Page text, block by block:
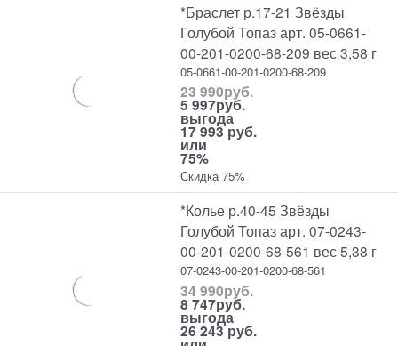
*Браслет р.17-21 Звёзды
Голубой Топаз арт. 05-0661-
00-201-0200-68-209 вес 3,58 г
05-0661-00-201-0200-68-209
23 990руб.
5 997руб.
выгода
17 993 руб.
или
75%
Скидка 75%
*Колье р.40-45 Звёзды
Голубой Топаз арт. 07-0243-
00-201-0200-68-561 вес 5,38 г
07-0243-00-201-0200-68-561
34 990руб.
8 747руб.
выгода
26 243 руб.